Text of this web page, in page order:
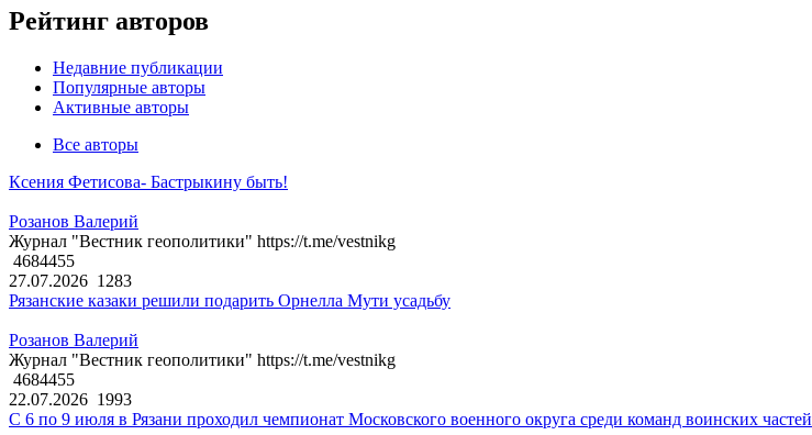
Рейтинг авторов
Недавние публикации
Популярные авторы
Активные авторы
Все авторы
Ксения Фетисова- Бастрыкину быть!
Розанов Валерий
Журнал "Вестник геополитики" https://t.me/vestnikg
4684455
27.07.2026 1283
Рязанские казаки решили подарить Орнелла Мути усадьбу
Розанов Валерий
Журнал "Вестник геополитики" https://t.me/vestnikg
4684455
22.07.2026 1993
С 6 по 9 июля в Рязани проходил чемпионат Московского военного округа среди команд воинских частей